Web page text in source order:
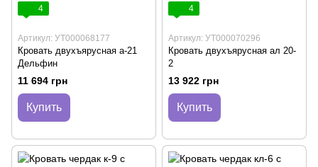
4
Артикул: УТ000068177
Кровать двухъярусная а-21
Дельфин
11 694 грн
Купить
4
Артикул: УТ000070296
Кровать двухъярусная ал 20-
2
13 922 грн
Купить